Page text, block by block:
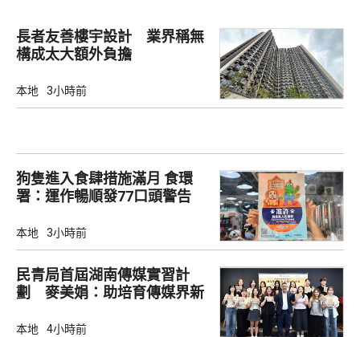
長者友善樓宇設計 業界稱無
構成太大額外負擔
本地 3小時前
狗隻進入食肆措施滿月 食環
署：運作暢順發77口頭警告
本地 3小時前
民青局首屆湖南傳媒實習計
劃 麥美娟：助培育傳媒界新
本地 4小時前